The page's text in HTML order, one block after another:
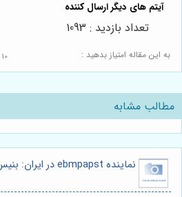
به این مقاله امتیاز بدهید : 10
تعداد بازدید : 1093
مطالب مشابه
نماینده ebmpapst در ایران: بنیس کمپانی